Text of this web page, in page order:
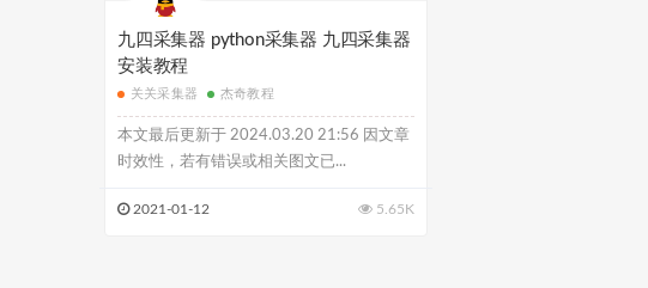
九四采集器 python采集器 九四采集器
安装教程
关关采集器 杰奇教程
本文最后更新于 2024.03.20 21:56 因文章
时效性，若有错误或相关图文已...
2021-01-12 5.65K